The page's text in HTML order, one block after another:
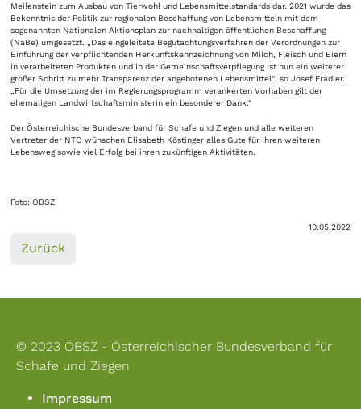
Meilenstein zum Ausbau von Tierwohl und Lebensmittelstandards dar. 2021 wurde das
Bekenntnis der Politik zur regionalen Beschaffung von Lebensmitteln mit dem
sogenannten Nationalen Aktionsplan zur nachhaltigen öffentlichen Beschaffung
(NaBe) umgesetzt. „Das eingeleitete Begutachtungsverfahren der Verordnungen zur
Einführung der verpflichtenden Herkunftskennzeichnung von Milch, Fleisch und Eiern
in verarbeiteten Produkten und in der Gemeinschaftsverpflegung ist nun ein weiterer
großer Schritt zu mehr Transparenz der angebotenen Lebensmittel“, so Josef Fradler.
„Für die Umsetzung der im Regierungsprogramm verankerten Vorhaben gilt der
ehemaligen Landwirtschaftsministerin ein besonderer Dank.“
Der Österreichische Bundesverband für Schafe und Ziegen und alle weiteren
Vertreter der NTÖ wünschen Elisabeth Köstinger alles Gute für ihren weiteren
Lebensweg sowie viel Erfolg bei ihren zukünftigen Aktivitäten.
Foto: ÖBSZ
10.05.2022
Zurück
© 2023 ÖBSZ - Österreichischer Bundesverband für
Schafe und Ziegen
Impressum